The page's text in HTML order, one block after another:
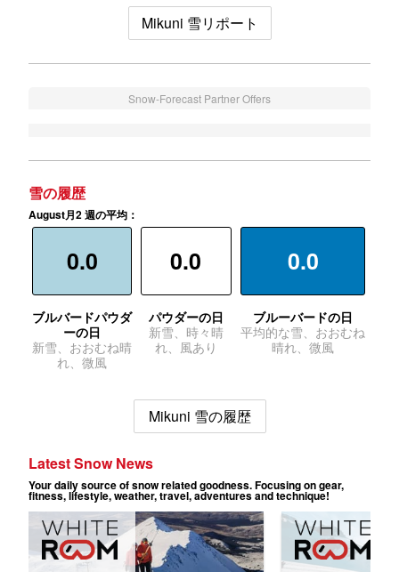
Mikuni 雪リポート
Snow-Forecast Partner Offers
雪の履歴
August月2 週の平均：
0.0
ブルバードパウダ
ーの日
新雪、おおむね晴
れ、微風
0.0
パウダーの日
新雪、時々晴
れ、風あり
0.0
ブルーバードの日
平均的な雪、おおむね
晴れ、微風
Mikuni 雪の履歴